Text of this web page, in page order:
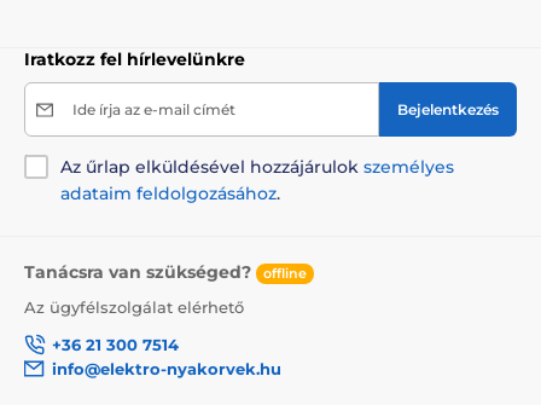
Iratkozz fel hírlevelünkre
Ide írja az e-mail címét Bejelentkezés
Az űrlap elküldésével hozzájárulok személyes
adataim feldolgozásához.
Tanácsra van szükséged? offline
Az ügyfélszolgálat elérhető
+36 21 300 7514
info@elektro-nyakorvek.hu